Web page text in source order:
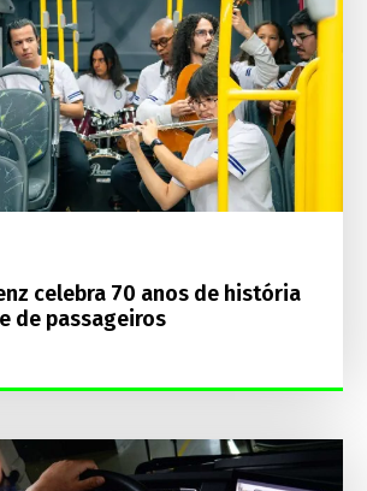
celebra 70 anos de história
de passageiros